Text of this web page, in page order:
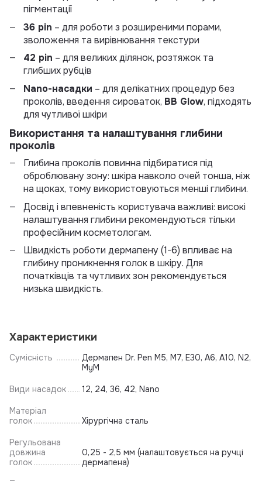
пігментації
36 pin – для роботи з розширеними порами,
зволоження та вирівнювання текстури
42 pin – для великих ділянок, розтяжок та
глибших рубців
Nano-насадки – для делікатних процедур без
проколів, введення сироваток, BB Glow, підходять
для чутливої шкіри
Використання та налаштування глибини
проколів
Глибина проколів повинна підбиратися під
оброблювану зону: шкіра навколо очей тонша, ніж
на щоках, тому використовуються менші глибини.
Досвід і впевненість користувача важливі: високі
налаштування глибини рекомендуються тільки
професійним косметологам.
Швидкість роботи дермапену (1-6) впливає на
глибину проникнення голок в шкіру. Для
початківців та чутливих зон рекомендується
низька швидкість.
Характеристики
Сумісність
Дермапен Dr. Pen M5, M7, E30, A6, A10, N2,
MyM
Види насадок 12, 24, 36, 42, Nano
Матеріал
голок
Хірургічна сталь
Регульована
довжина
голок
0,25 - 2,5 мм (налаштовується на ручці
дермапена)